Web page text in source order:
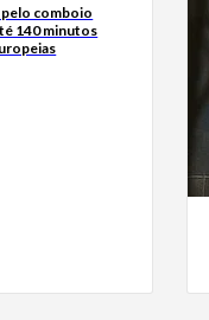
comboio
140 minutos